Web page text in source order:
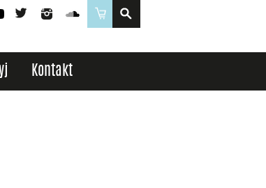
YouTubeTwitter InstagramSoundCloud
Sklep
Kontakt